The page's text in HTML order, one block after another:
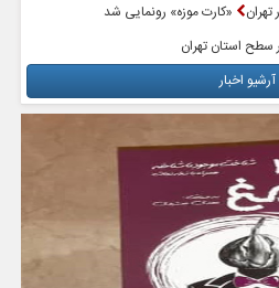
«کارت موزه» رونمایی شد
آرشیو اخبار